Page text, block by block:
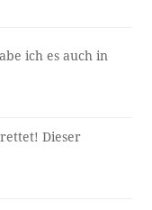
ich es auch in
Dieser